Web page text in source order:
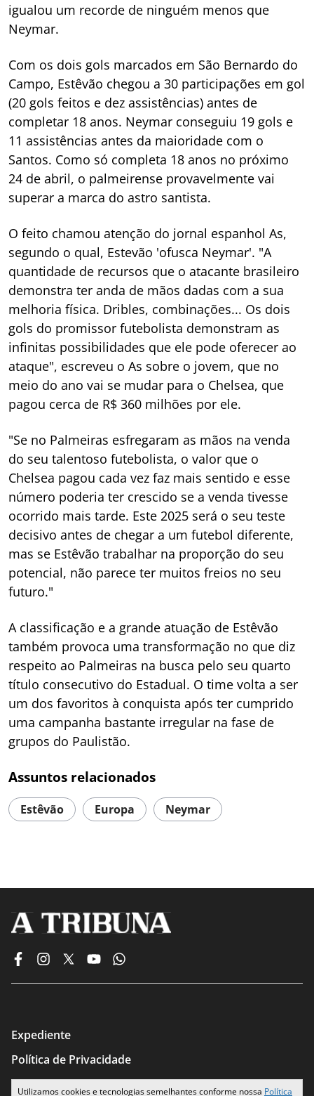
igualou um recorde de ninguém menos que
Neymar.
Com os dois gols marcados em São Bernardo do
Campo, Estêvão chegou a 30 participações em gol
(20 gols feitos e dez assistências) antes de
completar 18 anos. Neymar conseguiu 19 gols e
11 assistências antes da maioridade com o
Santos. Como só completa 18 anos no próximo
24 de abril, o palmeirense provavelmente vai
superar a marca do astro santista.
O feito chamou atenção do jornal espanhol As,
segundo o qual, Estevão 'ofusca Neymar'. "A
quantidade de recursos que o atacante brasileiro
demonstra ter anda de mãos dadas com a sua
melhoria física. Dribles, combinações... Os dois
gols do promissor futebolista demonstram as
infinitas possibilidades que ele pode oferecer ao
ataque", escreveu o As sobre o jovem, que no
meio do ano vai se mudar para o Chelsea, que
pagou cerca de R$ 360 milhões por ele.
"Se no Palmeiras esfregaram as mãos na venda
do seu talentoso futebolista, o valor que o
Chelsea pagou cada vez faz mais sentido e esse
número poderia ter crescido se a venda tivesse
ocorrido mais tarde. Este 2025 será o seu teste
decisivo antes de chegar a um futebol diferente,
mas se Estêvão trabalhar na proporção do seu
potencial, não parece ter muitos freios no seu
futuro."
A classificação e a grande atuação de Estêvão
também provoca uma transformação no que diz
respeito ao Palmeiras na busca pelo seu quarto
título consecutivo do Estadual. O time volta a ser
um dos favoritos à conquista após ter cumprido
uma campanha bastante irregular na fase de
grupos do Paulistão.
Assuntos relacionados
Estêvão Europa Neymar
Utilizamos cookies e tecnologias semelhantes conforme nossa Política
Expediente
Política de Privacidade
Termos de Uso